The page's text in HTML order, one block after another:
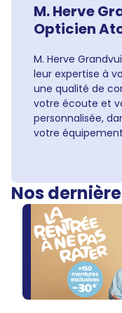
M. Herve
Opticien
M. Herve
leur expertise à
une qualité de
votre écoute et
personnalisée,
votre
Nos